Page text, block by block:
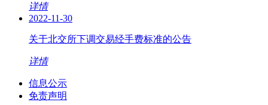
详情
2022-11-30
关于北交所下调交易经手费标准的公告
详情
信息公示
免责声明